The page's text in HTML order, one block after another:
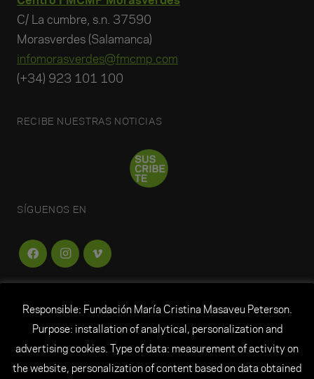
C/ La cumbre, s.n. 37590
Morasverdes (Salamanca)
infomorasverdes@fmcmp.com
(+34) 923 101 100
RECIBE NUESTRAS NOTICIAS
SÍGUENOS EN
© Todos los derechos reservados Fundación María
Responsible: Fundación María Cristina Masaveu Peterson.
Purpose: installation of analytical, personalization and
advertising cookies. Type of data: measurement of activity on
the website, personalization of content based on data obtained